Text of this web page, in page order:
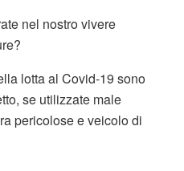
nel nostro vivere
lotta al Covid-19 sono
se utilizzate male
pericolose e veicolo di